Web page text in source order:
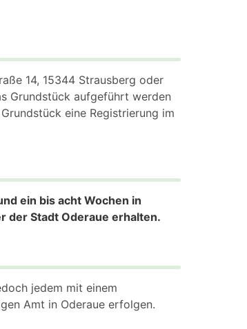
14, 15344 Strausberg oder
Grundstück aufgeführt werden
eine Registrierung im
ein bis acht Wochen in
der Stadt Oderaue erhalten.
jedem mit einem
Amt in Oderaue erfolgen.